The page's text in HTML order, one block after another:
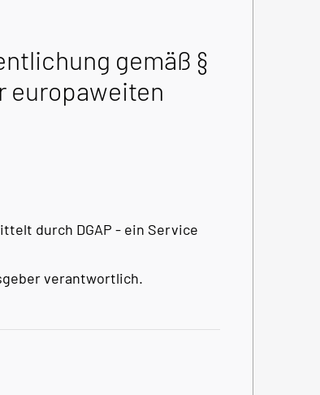
gemäß §
europaweiten
durch DGAP - ein Service
verantwortlich.